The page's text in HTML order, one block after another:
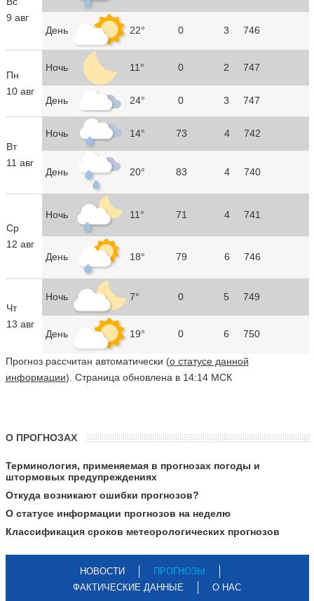
9 авг
День 22° 0 3 746
Пн
10 авг
Ночь 11° 0 2 747
День 24° 0 3 747
Вт
11 авг
Ночь 14° 73 4 742
День 20° 83 4 740
Ср
12 авг
Ночь 11° 71 4 741
День 18° 79 6 746
Чт
13 авг
Ночь 7° 0 5 749
День 19° 0 6 750
Прогноз рассчитан автоматически (о статусе данной
информации). Страница обновлена в 14:14 МСК
О ПРОГНОЗАХ
Терминология, применяемая в прогнозах погоды и
штормовых предупреждениях
Откуда возникают ошибки прогнозов?
О статусе информации прогнозов на неделю
Классификация сроков метеорологических прогнозов
НОВОСТИ
ПРОГНОЗЫ
ФАКТИЧЕСКИЕ ДАННЫЕ
О НАС